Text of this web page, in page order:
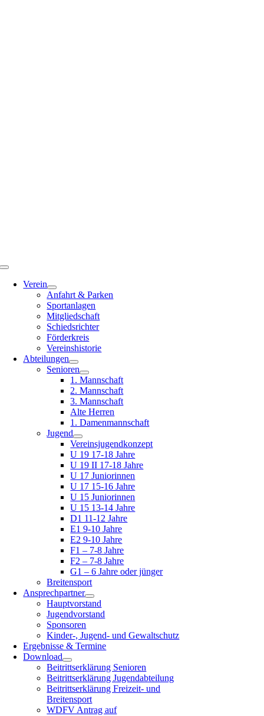
Toggle
NavigationVerein
Anfahrt & Parken
Sportanlagen
Mitgliedschaft
Schiedsrichter
Förderkreis
Vereinshistorie
Abteilungen
Senioren
1. Mannschaft
2. Mannschaft
3. Mannschaft
Alte Herren
1. Damenmannschaft
Jugend
Vereinsjugendkonzept
U 19 17-18 Jahre
U 19 II 17-18 Jahre
U 17 Juniorinnen
U 17 15-16 Jahre
U 15 Juniorinnen
U 15 13-14 Jahre
D1 11-12 Jahre
E1 9-10 Jahre
E2 9-10 Jahre
F1 – 7-8 Jahre
F2 – 7-8 Jahre
G1 – 6 Jahre oder jünger
Breitensport
Ansprechpartner
Hauptvorstand
Jugendvorstand
Sponsoren
Kinder-, Jugend- und Gewaltschutz
Ergebnisse & Termine
Download
Beitrittserklärung Senioren
Beitrittserklärung Jugendabteilung
Beitrittserklärung Freizeit- und
Breitensport
WDFV Antrag auf